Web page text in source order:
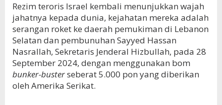
Rezim teroris Israel kembali menunjukkan wajah
jahatnya kepada dunia, kejahatan mereka adalah
serangan roket ke daerah pemukiman di Lebanon
Selatan dan pembunuhan Sayyed Hassan
Nasrallah, Sekretaris Jenderal Hizbullah, pada 28
September 2024, dengan menggunakan bom
bunker-busterseberat 5.000 pon yang diberikan
oleh Amerika Serikat.